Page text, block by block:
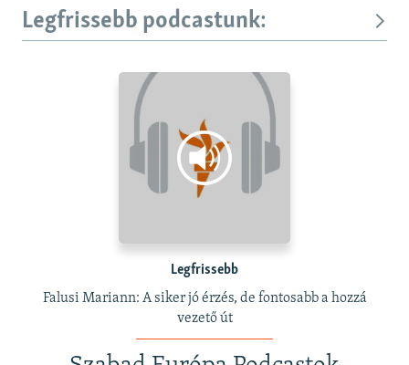
Legfrissebb podcastunk:
Legfrissebb
Falusi Mariann: A siker jó érzés, de fontosabb a hozzá
vezető út